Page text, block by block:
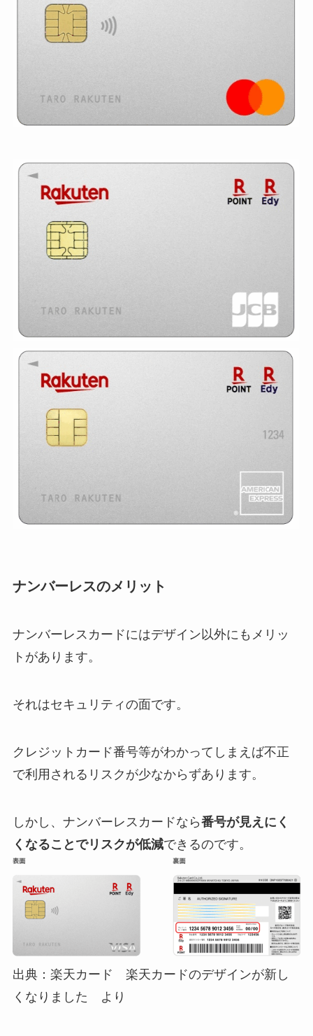
ナンバーレスのメリット
ナンバーレスカードにはデザイン以外にもメリッ
トがあります。
それはセキュリティの面です。
クレジットカード番号等がわかってしまえば不正
で利用されるリスクが少なからずあります。
しかし、ナンバーレスカードなら番号が見えにく
くなることでリスクが低減できるのです。
出典：楽天カード 楽天カードのデザインが新し
くなりました より